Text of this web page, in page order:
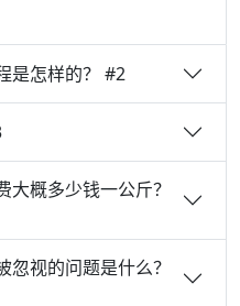
是怎样的？ #2
概多少钱一公斤？
视的问题是什么？